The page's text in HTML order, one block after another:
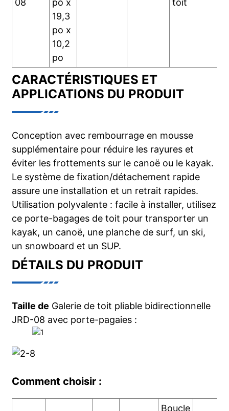
08
po x
19,3
po x
10,2
po
toit
CARACTÉRISTIQUES ET
APPLICATIONS DU PRODUIT
Conception avec rembourrage en mousse
supplémentaire pour réduire les rayures et
éviter les frottements sur le canoë ou le kayak.
Le système de fixation/détachement rapide
assure une installation et un retrait rapides.
Utilisation polyvalente : facile à installer, utilisez
ce porte-bagages de toit pour transporter un
kayak, un canoë, une planche de surf, un ski,
un snowboard et un SUP.
DÉTAILS DU PRODUIT
Taille de Galerie de toit pliable bidirectionnelle
JRD-08 avec porte-pagaies :
Comment choisir :
Boucle